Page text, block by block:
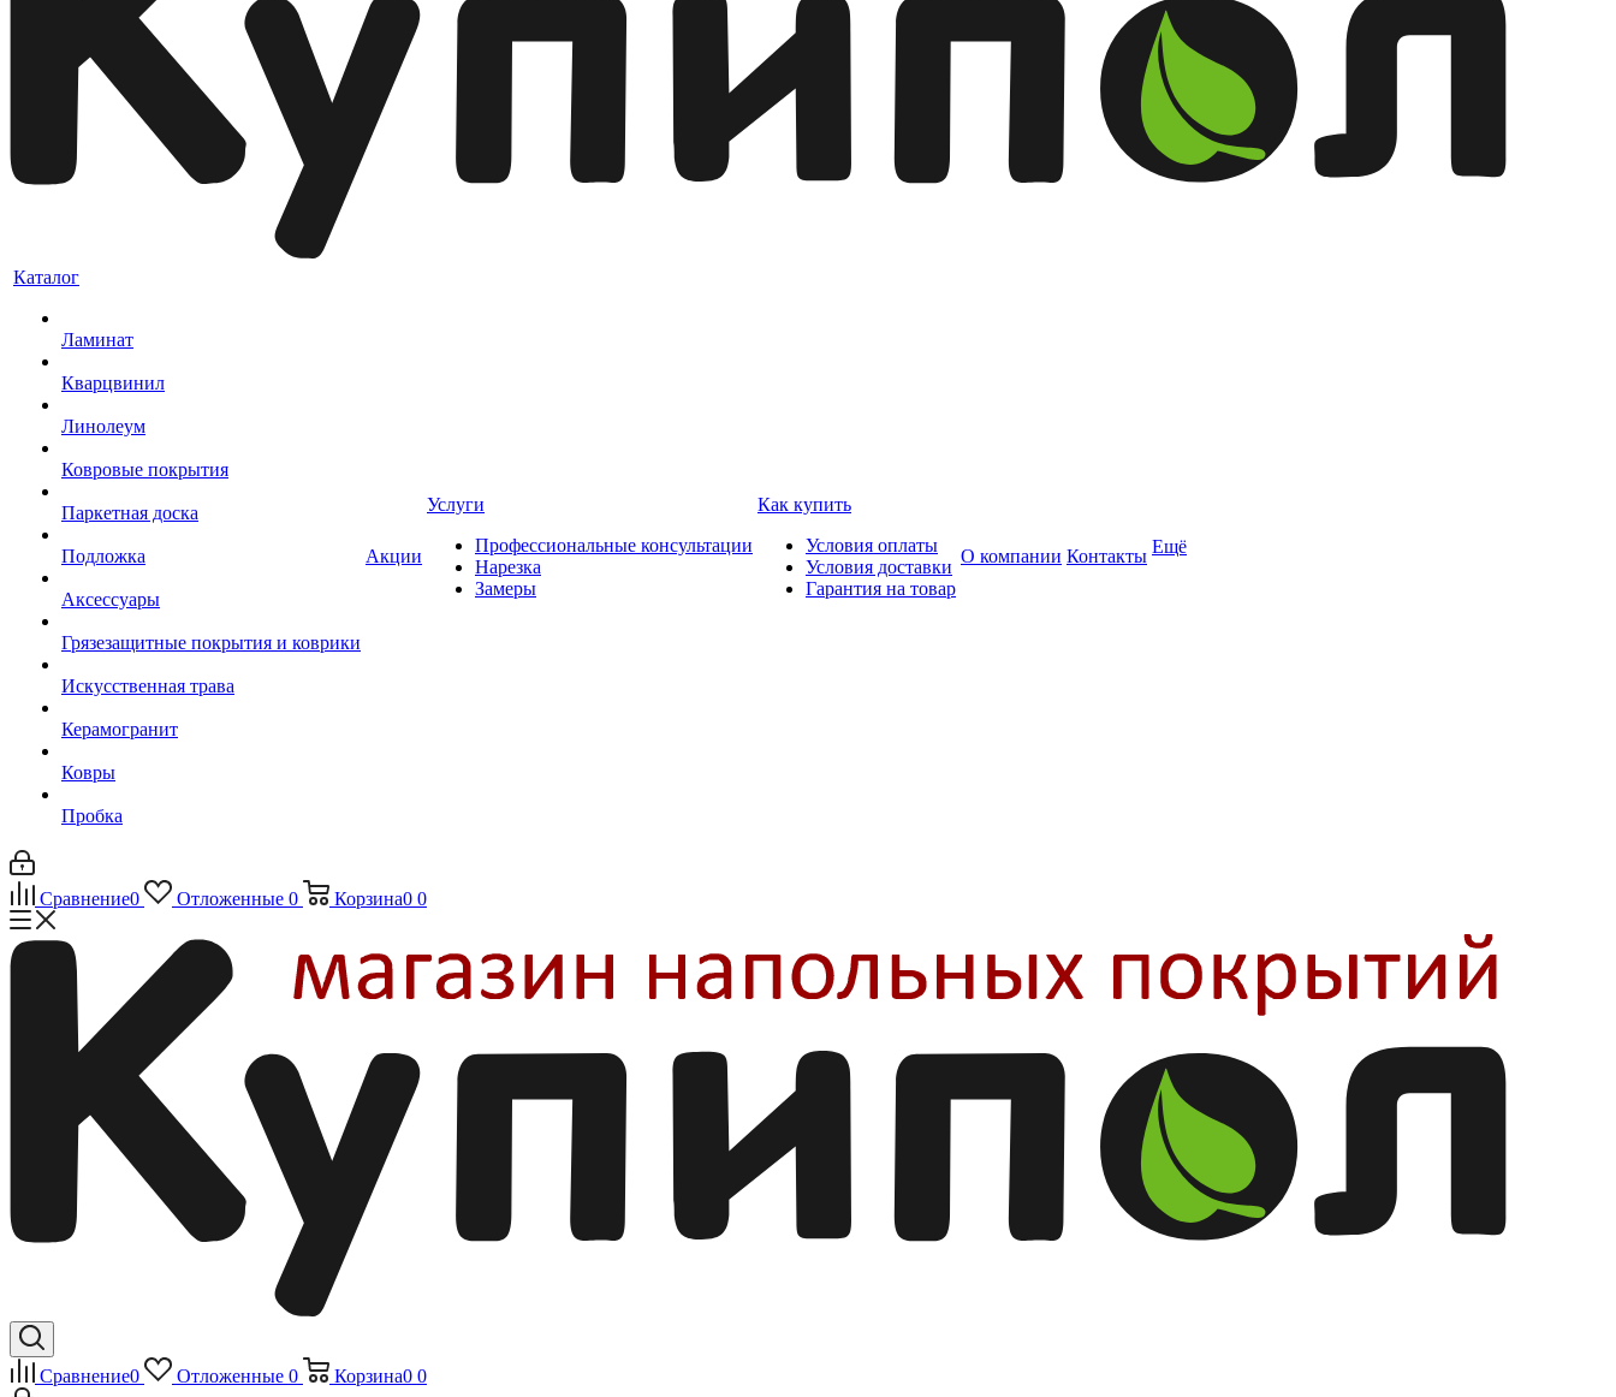
Каталог
Ламинат
Кварцвинил
Линолеум
Ковровые покрытия
Паркетная доска
Подложка
Аксессуары
Грязезащитные покрытия и коврики
Искусственная трава
Керамогранит
Ковры
Пробка
Акции
Услуги
Профессиональные консультации
Нарезка
Замеры
Как купить
Условия оплаты
Условия доставки
Гарантия на товар
О компании Контакты Ещё
Сравнение0 Отложенные 0 Корзина0 0
Сравнение0 Отложенные 0 Корзина0 0